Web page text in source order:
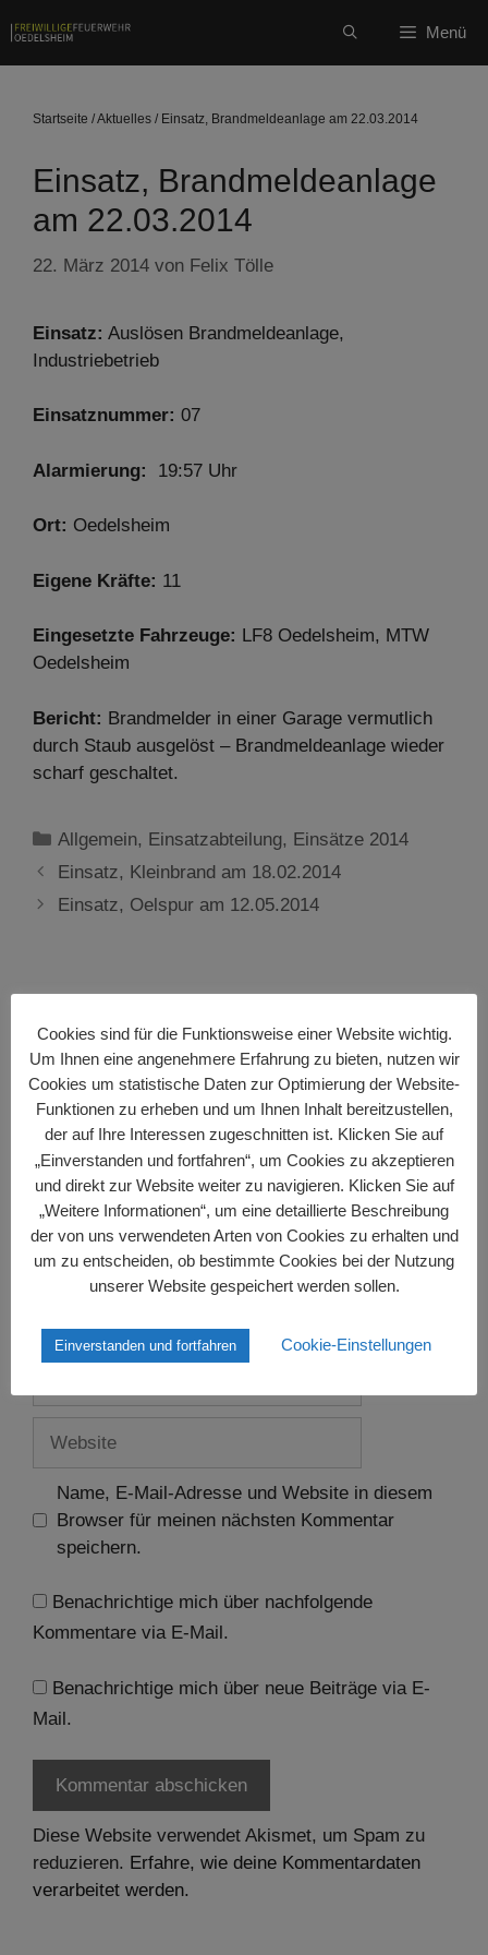
Inhalt
springen
Menü
Startseite /Aktuelles / Einsatz, Brandmeldeanlage am 22.03.2014
Einsatz, Brandmeldeanlage
am 22.03.2014
22. März 2014 von Felix Tölle
Einsatz: Auslösen Brandmeldeanlage,
Industriebetrieb
Einsatznummer: 07
Alarmierung: 19:57 Uhr
Ort: Oedelsheim
Eigene Kräfte: 11
Eingesetzte Fahrzeuge: LF8 Oedelsheim, MTW
Oedelsheim
Bericht: Brandmelder in einer Garage vermutlich
durch Staub ausgelöst – Brandmeldeanlage wieder
scharf geschaltet.
Kategorien
Allgemein, Einsatzabteilung, Einsätze 2014
Einsatz, Kleinbrand am 18.02.2014
Einsatz, Oelspur am 12.05.2014
Kommentar
E-
Mail-
Adresse
Name, E-Mail-Adresse und Website in diesem
Browser für meinen nächsten Kommentar
speichern.
Benachrichtige mich über nachfolgende
Kommentare via E-Mail.
Benachrichtige mich über neue Beiträge via E-
Mail.
Diese Website verwendet Akismet, um Spam zu
reduzieren. Erfahre, wie deine Kommentardaten
verarbeitet werden.
Cookies sind für die Funktionsweise einer Website wichtig.
Um Ihnen eine angenehmere Erfahrung zu bieten, nutzen wir
Cookies um statistische Daten zur Optimierung der Website-
Funktionen zu erheben und um Ihnen Inhalt bereitzustellen,
der auf Ihre Interessen zugeschnitten ist. Klicken Sie auf
„Einverstanden und fortfahren“, um Cookies zu akzeptieren
und direkt zur Website weiter zu navigieren. Klicken Sie auf
„Weitere Informationen“, um eine detaillierte Beschreibung
der von uns verwendeten Arten von Cookies zu erhalten und
um zu entscheiden, ob bestimmte Cookies bei der Nutzung
unserer Website gespeichert werden sollen.
Einverstanden und fortfahren Cookie-Einstellungen